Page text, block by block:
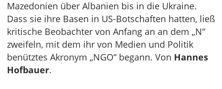
Mazedonien über Albanien bis in die Ukraine.
Dass sie ihre Basen in US-Botschaften hatten, ließ
kritische Beobachter von Anfang an an dem „N“
zweifeln, mit dem ihr von Medien und Politik
benütztes Akronym „NGO“ begann. Von Hannes
Hofbauer.